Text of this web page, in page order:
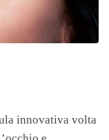
innovativa volta